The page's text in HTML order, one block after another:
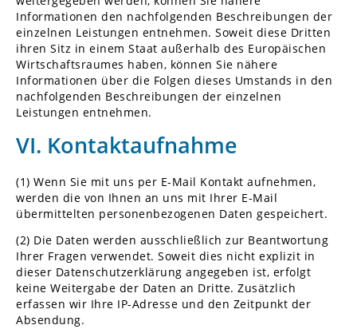
Informationen den nachfolgenden Beschreibungen der
einzelnen Leistungen entnehmen. Soweit diese Dritten
ihren Sitz in einem Staat außerhalb des Europäischen
Wirtschaftsraumes haben, können Sie nähere
Informationen über die Folgen dieses Umstands in den
nachfolgenden Beschreibungen der einzelnen
Leistungen entnehmen.
VI. Kontaktaufnahme
(1) Wenn Sie mit uns per E-Mail Kontakt aufnehmen,
werden die von Ihnen an uns mit Ihrer E-Mail
übermittelten personenbezogenen Daten gespeichert.
(2) Die Daten werden ausschließlich zur Beantwortung
Ihrer Fragen verwendet. Soweit dies nicht explizit in
dieser Datenschutzerklärung angegeben ist, erfolgt
keine Weitergabe der Daten an Dritte. Zusätzlich
erfassen wir Ihre IP-Adresse und den Zeitpunkt der
Absendung.